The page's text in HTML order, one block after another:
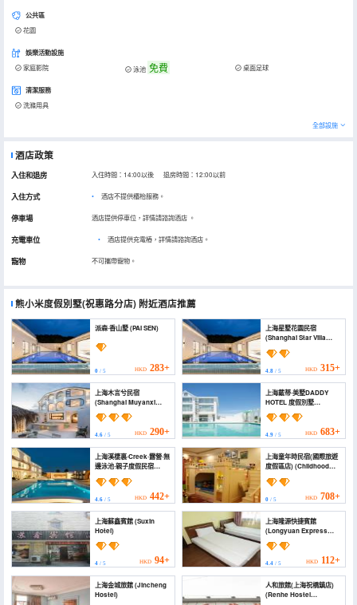
公共區
花園
娛樂活動設施
家庭影院 泳池 免費 桌面足球
清潔服務
洗滌用具
全部設施
酒店政策
入住和退房 入住時間：14:00以後 退房時間：12:00以前
入住方式 酒店不提供櫃枱服務。
停車場 酒店提供停車位，詳情請諮詢酒店 。
充電車位 • 酒店提供充電樁，詳情請諮詢酒店。
寵物 不可攜帶寵物。
熊小米度假別墅(祝惠路分店) 附近酒店推薦
派森·香山墅 (PAI SEN)
0 / 5 HKD 283+
上海星墅花園民宿
(Shanghai Star Villa
Garden Homestay)
4.8/ 5 HKD 315+
上海木言兮民宿
(Shanghai Muyanxi
Hotel)
4.6 / 5 HKD 290+
上海戴蒂·美墅DADDY
HOTEL 度假別墅
(Shanghai Daidi Meishu
DADDY HOTEL Holiday
Villa)
4.9/ 5 HKD 683+
上海溪棲裏·Creek·露營·無
邊泳池·親子度假民宿
(creek homestay)
4.6 / 5 HKD 442+
上海童年時民宿(國際旅遊
度假區店) (Childhood
Homestay (Shanghai
International Tourism
Resort))
0/ 5 HKD 708+
上海蘇鑫賓館 (Suxin
Hotel)
4 / 5 HKD 94+
上海隆源快捷賓館
(Longyuan Express
Hotel)
4.4/ 5 HKD 112+
上海金城旅館 (Jincheng
Hostel)
人和旅館(上海祝橋鎮店)
(Renhe Hostel